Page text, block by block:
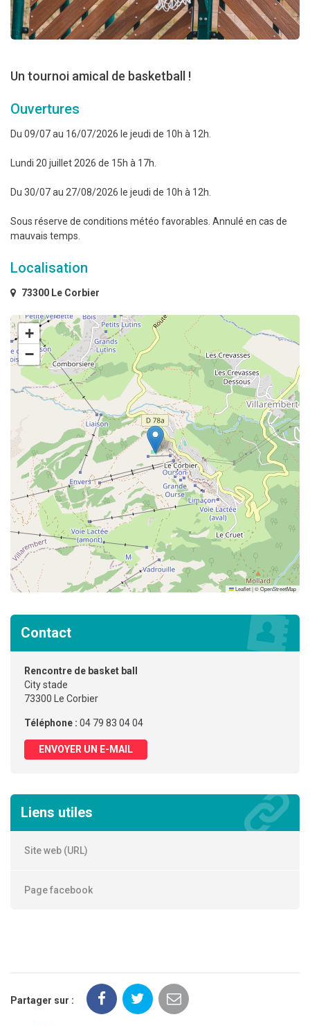
Un tournoi amical de basketball !
Ouvertures
Du 09/07 au 16/07/2026 le jeudi de 10h à 12h.
Lundi 20 juillet 2026 de 15h à 17h.
Du 30/07 au 27/08/2026 le jeudi de 10h à 12h.
Sous réserve de conditions météo favorables. Annulé en cas de
mauvais temps.
Localisation
73300 Le Corbier
+
−
Leaflet|©OpenStreetMap
Contact
Rencontre de basket ball
City stade
73300 Le Corbier
Téléphone : 04 79 83 04 04
ENVOYER UN E-MAIL
Liens utiles
Site web (URL)
Page facebook
Partager sur :